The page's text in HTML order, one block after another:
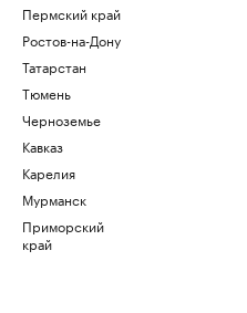
Пермский край
Ростов-на-Дону
Татарстан
Тюмень
Черноземье
Кавказ
Карелия
Мурманск
Приморский
край